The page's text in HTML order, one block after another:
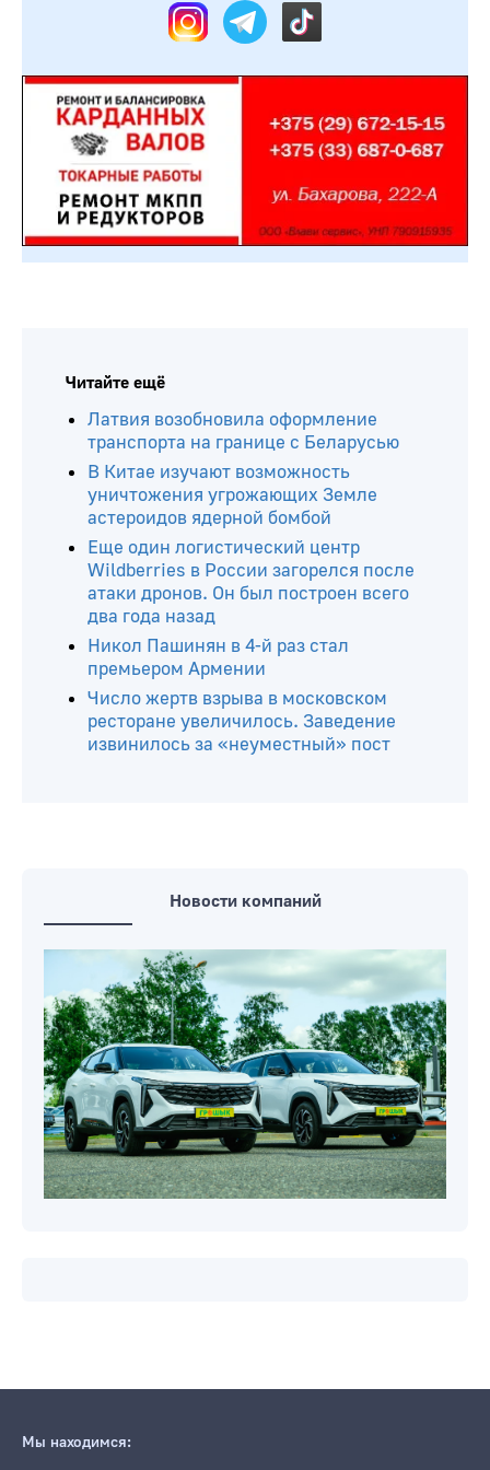
Читайте ещё
Латвия возобновила оформление
транспорта на границе с Беларусью
В Китае изучают возможность
уничтожения угрожающих Земле
астероидов ядерной бомбой
Еще один логистический центр
Wildberries в России загорелся после
атаки дронов. Он был построен всего
два года назад
Никол Пашинян в 4-й раз стал
премьером Армении
Число жертв взрыва в московском
ресторане увеличилось. Заведение
извинилось за «неуместный» пост
Новости компаний
Мы находимся: